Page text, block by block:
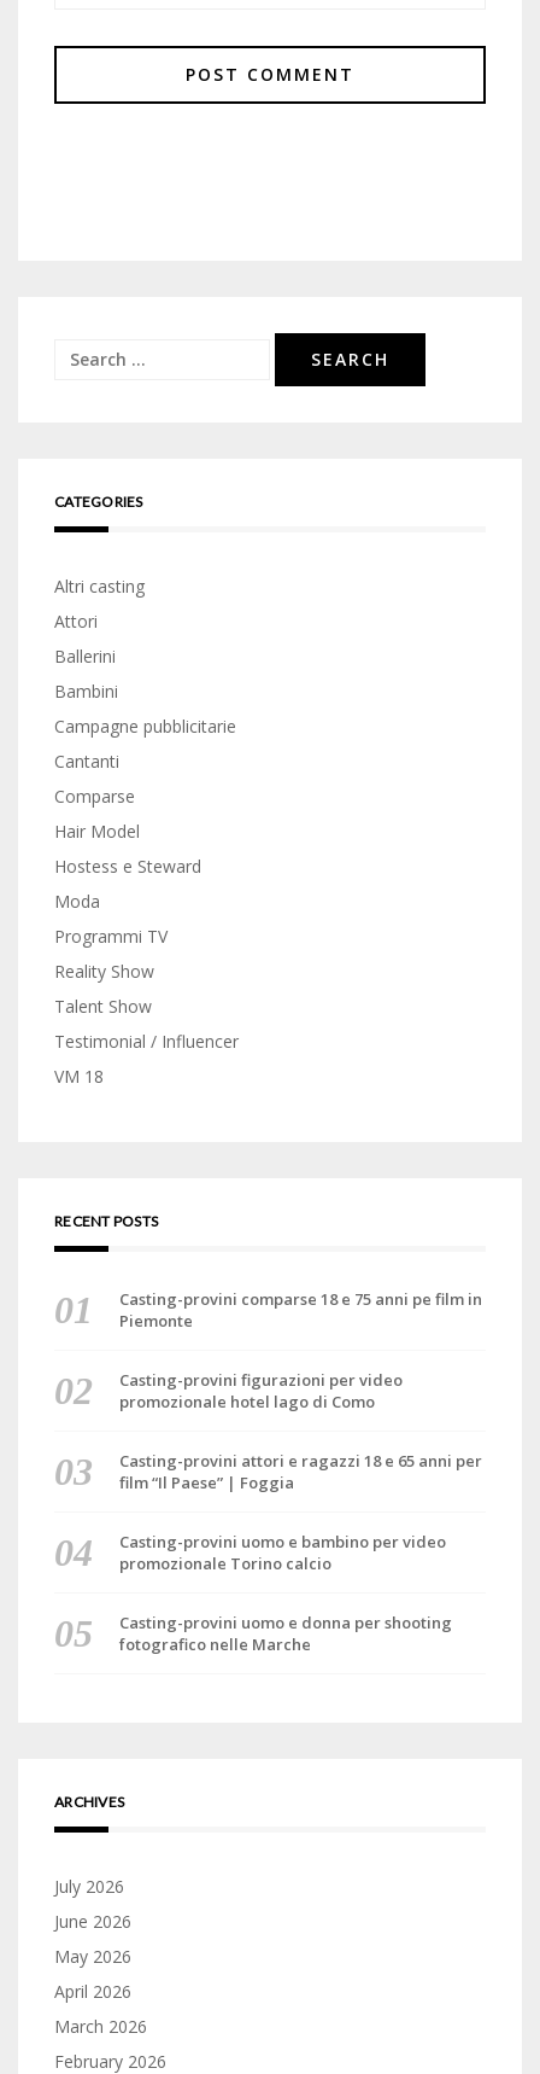
Search
CATEGORIES
Altri casting
Attori
Ballerini
Bambini
Campagne pubblicitarie
Cantanti
Comparse
Hair Model
Hostess e Steward
Moda
Programmi TV
Reality Show
Talent Show
Testimonial / Influencer
VM 18
RECENT POSTS
Casting-provini comparse 18 e 75 anni pe film in
Piemonte
Casting-provini figurazioni per video
promozionale hotel lago di Como
Casting-provini attori e ragazzi 18 e 65 anni per
film “Il Paese” | Foggia
Casting-provini uomo e bambino per video
promozionale Torino calcio
Casting-provini uomo e donna per shooting
fotografico nelle Marche
ARCHIVES
July 2026
June 2026
May 2026
April 2026
March 2026
February 2026